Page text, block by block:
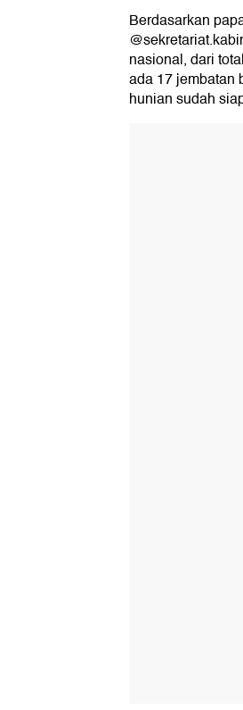
Berdasarkan
nasional, dari
ada ⁠17 jembatan
hunian sudah